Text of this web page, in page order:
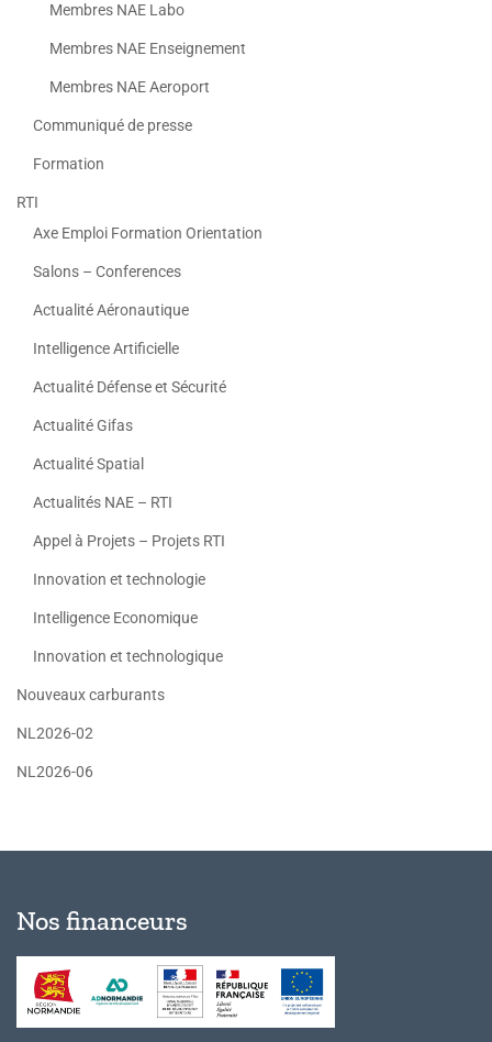
Membres NAE Labo
Membres NAE Enseignement
Membres NAE Aeroport
Communiqué de presse
Formation
RTI
Axe Emploi Formation Orientation
Salons – Conferences
Actualité Aéronautique
Intelligence Artificielle
Actualité Défense et Sécurité
Actualité Gifas
Actualité Spatial
Actualités NAE – RTI
Appel à Projets – Projets RTI
Innovation et technologie
Intelligence Economique
Innovation et technologique
Nouveaux carburants
NL2026-02
NL2026-06
Nos financeurs